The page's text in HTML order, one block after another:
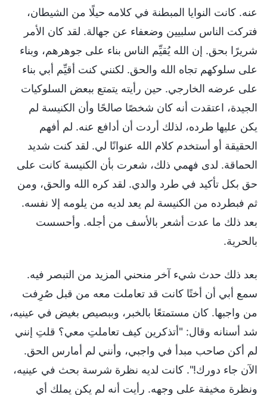
عنه. كانت النوايا المبطنة في كلامه حيلًا من الشيطان،
فتركت الناس سلبيين وضعفاء عن جهالة. لقد كان الأمر
شريرًا بحق. إن الله يُقيِّم الناس بناء على جوهرهم، وبناء
على سلوكهم تجاه الله والحق. لكنني كنت أقيِّم أبي بناء
على عرضه الخارجي. حين رأيته يتمتع ببعض السلوكيات
الجيدة، اعتقدت أنه كان شخصًا صالحًا وأن الكنيسة لم
يكن عليها طرده، لذلك أردت أن أدافع عنه. لم أفهم
الحقيقة أو أستخدم كلام الله عنوانًا لي. لقد كنت شديد
الحماقة. لدى فهمي ذلك، شعرت بأن الكنيسة كانت على
حق بكل تأكيد في طرد والدي. لقد كره الله والحق، ومن
ثم فبطرده من الكنيسة لم يعد لديه من يلومه إلا نفسه.
بعد ذلك ما عدت أشعر بالأسف من أجله. وأحسست
بالحرية.
بعد ذلك حدث شيء آخر منحني المزيد من التبصر فيه.
سمع أبي أن أختًا كانت قد تعاملت معه من قبل صُرِفت
من واجبها. كان مستمتعًا بالخبر، وببصيص بغيض في عينيه،
شد أسنانه وقال: "أتذكرين كيف تعاملتِ معي؟ قلتِ إنني
لم أكن صاحب مبدأ في واجبي، وأنني لم أمارس الحق.
الآن جاء دورك!". كانت لديه نظرة شرسة بحث في عينيه،
ونظرة مخيفة على وجهه. رأيت أنه لم يكن يملك أي